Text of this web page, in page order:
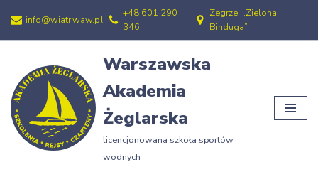
Przejdź
treści
info@wiatr.waw.pl
+48 601 290
346
Zegrze, „Zielona
Binduga”
Warszawska
Akademia
Żeglarska
licencjonowana szkoła sportów
wodnych